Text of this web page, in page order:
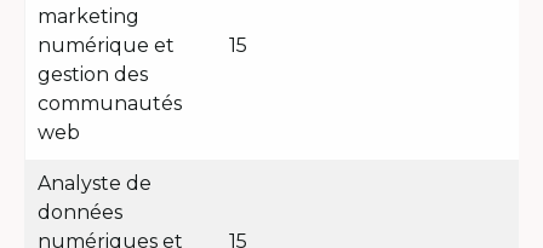
marketing
numérique et
gestion des
communautés
web
15
Analyste de
données
numériques et
15